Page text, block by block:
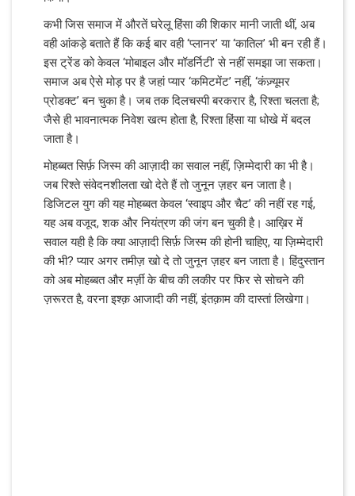
कभी जिस समाज में औरतें घरेलू हिंसा की शिकार मानी जाती थीं, अब
वही आंकड़े बताते हैं कि कई बार वही ‘प्लानर’ या ‘कातिल’ भी बन रही हैं।
इस ट्रेंड को केवल ‘मोबाइल और मॉडर्निटी’ से नहीं समझा जा सकता।
समाज अब ऐसे मोड़ पर है जहां प्यार ‘कमिटमेंट’ नहीं, ‘कंज़्यूमर
प्रोडक्ट’ बन चुका है। जब तक दिलचस्पी बरकरार है, रिश्ता चलता है;
जैसे ही भावनात्मक निवेश खत्म होता है, रिश्ता हिंसा या धोखे में बदल
जाता है।
मोहब्बत सिर्फ़ जिस्म की आज़ादी का सवाल नहीं, ज़िम्मेदारी का भी है।
जब रिश्ते संवेदनशीलता खो देते हैं तो जुनून ज़हर बन जाता है।
डिजिटल युग की यह मोहब्बत केवल ‘स्वाइप और चैट’ की नहीं रह गई,
यह अब वजूद, शक और नियंत्रण की जंग बन चुकी है। आख़िर में
सवाल यही है कि क्या आज़ादी सिर्फ़ जिस्म की होनी चाहिए, या ज़िम्मेदारी
की भी? प्यार अगर तमीज़ खो दे तो जुनून ज़हर बन जाता है। हिंदुस्तान
को अब मोहब्बत और मर्ज़ी के बीच की लकीर पर फिर से सोचने की
ज़रूरत है, वरना इश्क़ आजादी की नहीं, इंतक़ाम की दास्तां लिखेगा।